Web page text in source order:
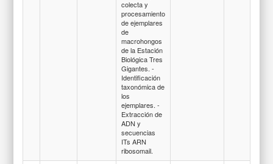
colecta y
procesamiento
de ejemplares
de
macrohongos
de la Estación
Biológica Tres
Gigantes. -
Identificación
taxonómica de
los
ejemplares. -
Extracción de
ADN y
secuencias
ITs ARN
ribosomail.